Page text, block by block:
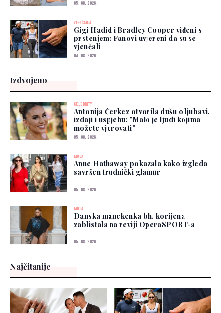
05. 08. 2026.
VJENČANJA
Gigi Hadid i Bradley Cooper viđeni s
prstenjem: Fanovi uvjereni da su se
vjenčali
04. 08. 2026.
Izdvojeno
CELEBRITY
Antonija Čerkez otvorila dušu o ljubavi,
izdaji i uspjehu: "Malo je ljudi kojima
možete vjerovati"
05. 08. 2026.
MODA
Anne Hathaway pokazala kako izgleda
savršen trudnički glamur
05. 08. 2026.
MODA
Danska manekenka bh. korijena
zablistala na reviji OperaSPORT-a
05. 08. 2026.
Najčitanije